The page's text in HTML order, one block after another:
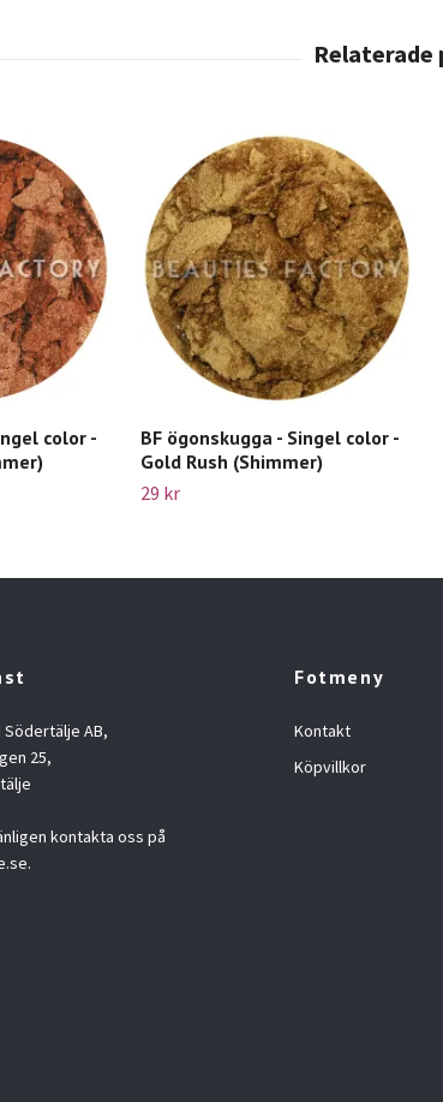
color -
BF ögonskugga - Singel color -
Gold Rush (Shimmer)
29 kr
AB,
25,
kontakta oss på
.
Fotmeny
Kontakt
Köpvillkor